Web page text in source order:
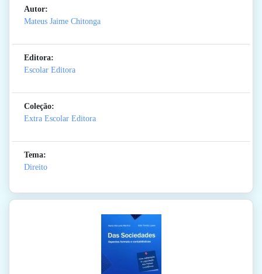
Autor:
Mateus Jaime Chitonga
Editora:
Escolar Editora
Coleção:
Extra Escolar Editora
Tema:
Direito